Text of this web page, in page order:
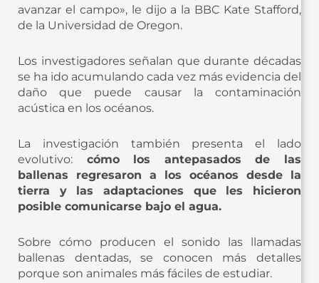
avanzar el campo», le dijo a la BBC Kate Stafford,
de la Universidad de Oregon.
Los investigadores señalan que durante décadas
se ha ido acumulando cada vez más evidencia del
daño que puede causar la contaminación
acústica en los océanos.
La investigación también presenta el lado
evolutivo: cómo los antepasados ​​de las
ballenas regresaron a los océanos desde la
tierra y las adaptaciones que les hicieron
posible comunicarse bajo el agua.
Sobre cómo producen el sonido las llamadas
ballenas dentadas, se conocen más detalles
porque son animales más fáciles de estudiar.